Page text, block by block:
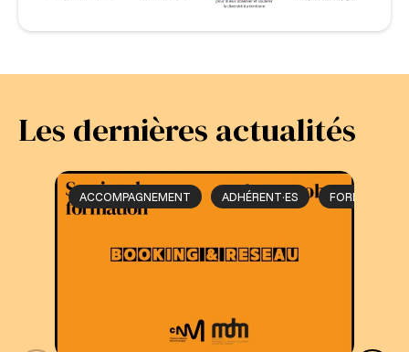
Les dernières actualités
ACCOMPAGNEMENT ADHÉRENT·ES FORMATION